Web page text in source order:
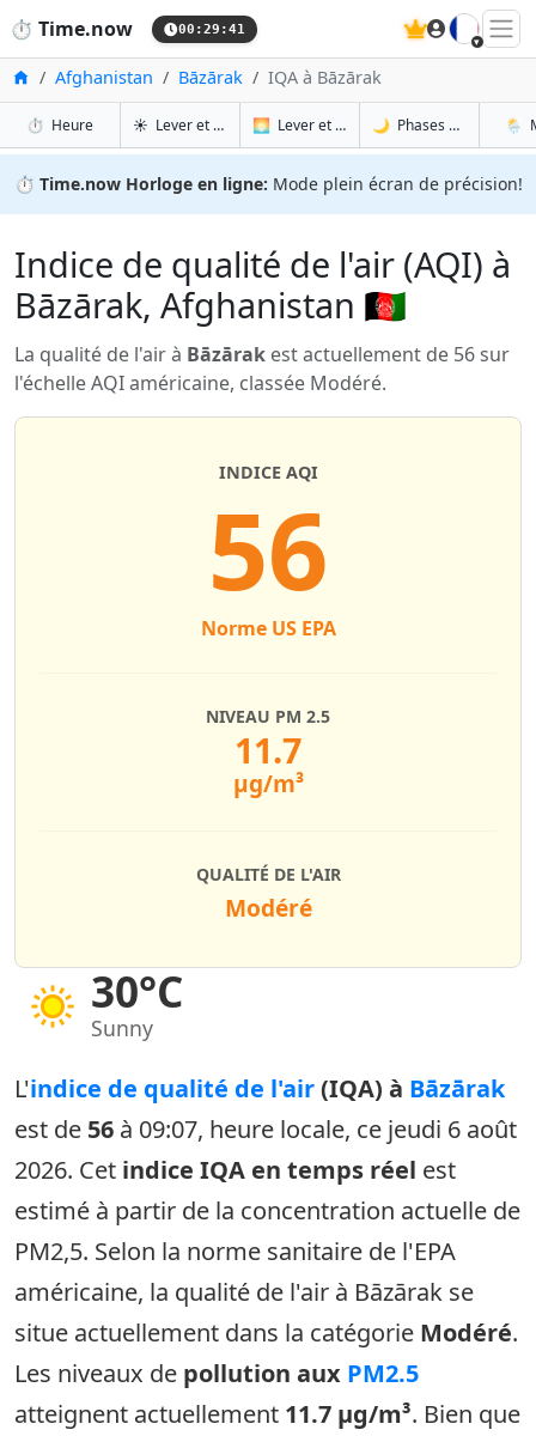
⏱️ Time.now 00:29:41 🇫🇷
Accueil
Afghanistan Bāzārak IQA à Bāzārak
⏱️ Heureà Bāzārak
☀️ Lever et coucher du soleil à Bāzārak
🌅 Lever et coucher du soleil demain à
🌙 Phases de la Lune à
🌦️
⏱️ Time.now Horloge en ligne: Mode plein écran de précision!
Indice de qualité de l'air (AQI) à
Bāzārak, Afghanistan 🇦🇫
La qualité de l'air à Bāzārak est actuellement de 56 sur
l'échelle AQI américaine, classée Modéré.
30°C
Sunny
INDICE AQI
56
Norme US EPA
NIVEAU PM 2.5
11.7
µg/m³
QUALITÉ DE L'AIR
Modéré
L'indice de qualité de l'air(IQA) à Bāzārak
est de 56 à 09:07, heure locale, ce jeudi 6 août
2026. Cet indice IQA en temps réel est
estimé à partir de la concentration actuelle de
PM2,5. Selon la norme sanitaire de l'EPA
américaine, la qualité de l'air à Bāzārak se
situe actuellement dans la catégorie Modéré.
Les niveaux de pollution aux PM2.5
atteignent actuellement 11.7 µg/m³. Bien que